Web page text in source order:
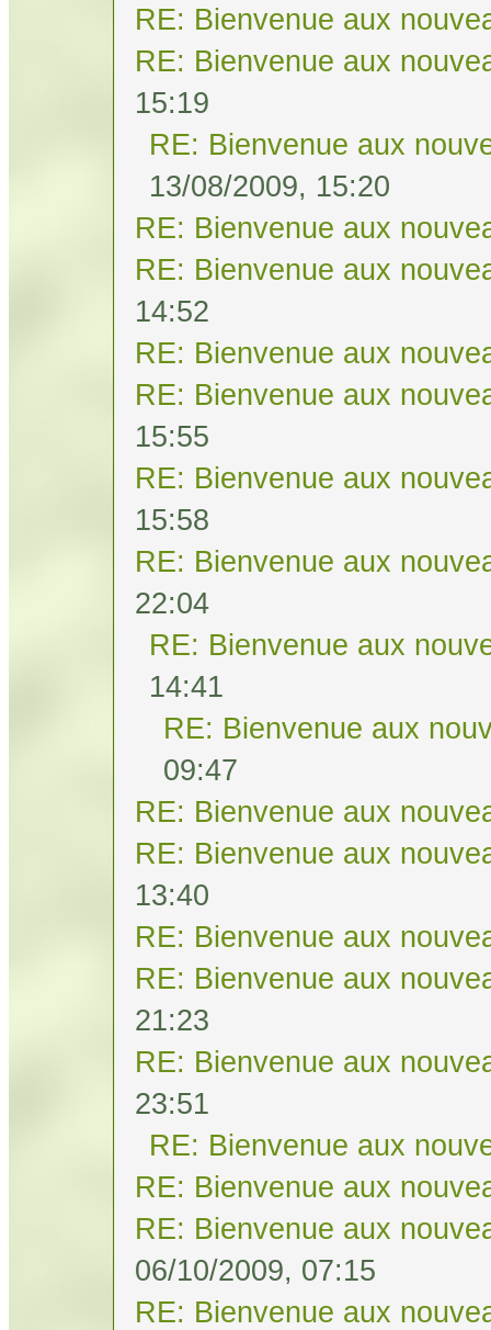
RE: Bienvenue aux
RE: Bienvenue aux
15:19
RE: Bienvenue aux
13/08/2009, 15:20
RE: Bienvenue aux
RE: Bienvenue aux
14:52
RE: Bienvenue aux
RE: Bienvenue aux
15:55
RE: Bienvenue aux
15:58
RE: Bienvenue aux
22:04
RE: Bienvenue aux
14:41
RE: Bienvenue aux
09:47
RE: Bienvenue aux
RE: Bienvenue aux
13:40
RE: Bienvenue aux
RE: Bienvenue aux
21:23
RE: Bienvenue aux
23:51
RE: Bienvenue aux
RE: Bienvenue aux
RE: Bienvenue aux
06/10/2009, 07:15
RE: Bienvenue aux